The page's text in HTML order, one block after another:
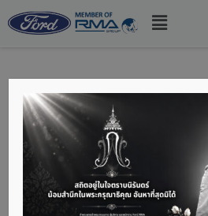
ระบบขับเคลื่อ
FWD, RWD,
4WD ต่างกันอ